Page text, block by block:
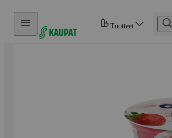
Hyppää sisältöön
Tuotteet